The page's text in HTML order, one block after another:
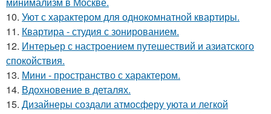
10. Уют с характером для однокомнатной квартиры.
11. Квартира - студия с зонированием.
12. Интерьер с настроением путешествий и азиатского
спокойствия.
13. Мини - пространство с характером.
14. Вдохновение в деталях.
15. Дизайнеры создали атмосферу уюта и легкой